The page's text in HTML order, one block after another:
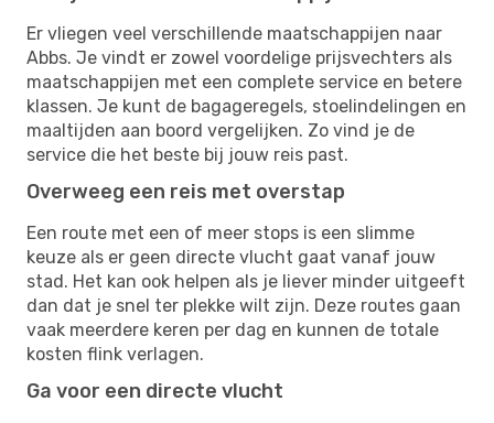
Er vliegen veel verschillende maatschappijen naar
Abbs. Je vindt er zowel voordelige prijsvechters als
maatschappijen met een complete service en betere
klassen. Je kunt de bagageregels, stoelindelingen en
maaltijden aan boord vergelijken. Zo vind je de
service die het beste bij jouw reis past.
Overweeg een reis met overstap
Een route met een of meer stops is een slimme
keuze als er geen directe vlucht gaat vanaf jouw
stad. Het kan ook helpen als je liever minder uitgeeft
dan dat je snel ter plekke wilt zijn. Deze routes gaan
vaak meerdere keren per dag en kunnen de totale
kosten flink verlagen.
Ga voor een directe vlucht